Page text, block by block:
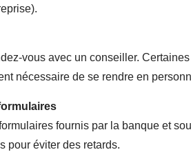
vous avec un conseiller.
nécessaire de se rendre en
fournis par la banque et
pour éviter des retards.